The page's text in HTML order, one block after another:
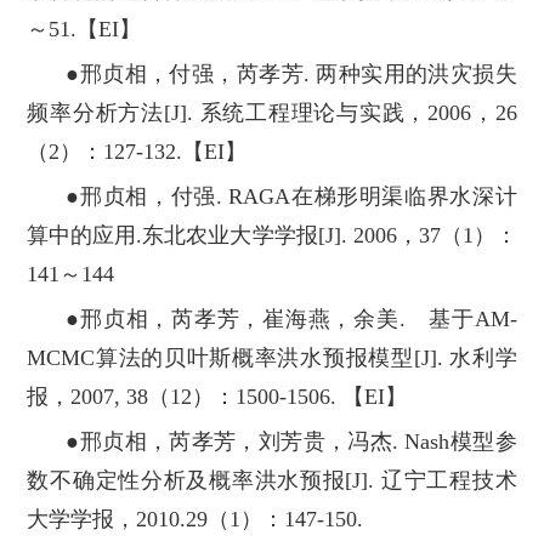
～51.【EI】
●邢贞相，付强，芮孝芳. 两种实用的洪灾损失
频率分析方法[J]. 系统工程理论与实践，2006，26
（2）：127-132.【EI】
●邢贞相，付强. RAGA在梯形明渠临界水深计
算中的应用.东北农业大学学报[J]. 2006，37（1）：
141～144
●邢贞相，芮孝芳，崔海燕，余美. 基于AM-
MCMC算法的贝叶斯概率洪水预报模型[J]. 水利学
报，2007, 38（12）：1500-1506. 【EI】
●邢贞相，芮孝芳，刘芳贵，冯杰. Nash模型参
数不确定性分析及概率洪水预报[J]. 辽宁工程技术
大学学报，2010.29（1）：147-150.